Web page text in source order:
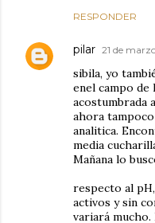
RESPONDER
pilar 21 de
sibila, yo
enel campo
acostumbrada
ahora
analitica.
media
Mañana lo
respecto al
activos y sin
variará